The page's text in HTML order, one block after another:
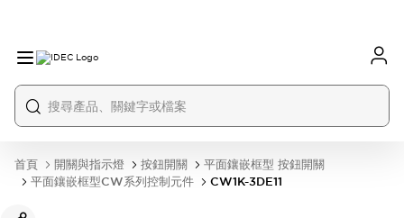
首頁 開關與指示燈 按鈕開關
平面鑲嵌框型 按鈕開關
平面鑲嵌框型CW系列控制元件
CW1K-3DE11